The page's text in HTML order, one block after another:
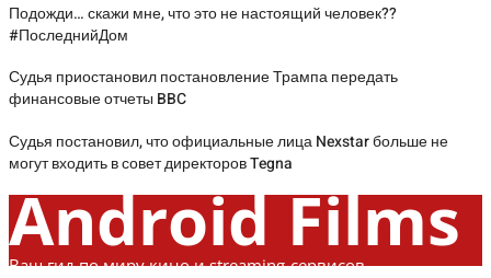
Подожди… скажи мне, что это не настоящий человек??
#ПоследнийДом
Судья приостановил постановление Трампа передать
финансовые отчеты BBC
Судья постановил, что официальные лица Nexstar больше не
могут входить в совет директоров Tegna
Android Films
Ваш гид по миру кино и streaming-сервисов